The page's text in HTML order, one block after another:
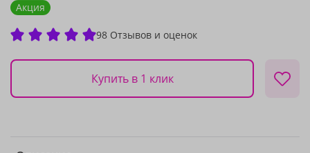
Акция
98 Отзывов и оценок
Купить в 1 клик